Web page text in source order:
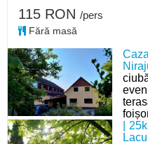
|
115 RON /pers
Fără masă